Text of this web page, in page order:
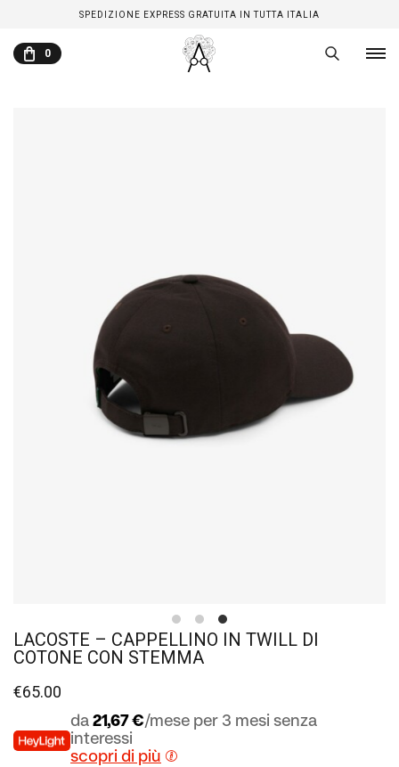
SPEDIZIONE EXPRESS GRATUITA IN TUTTA ITALIA
0
LACOSTE – CAPPELLINO IN TWILL DI
COTONE CON STEMMA
€65.00
da 21,67 €/mese per 3 mesi senza
interessi
scopri di più